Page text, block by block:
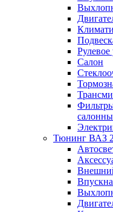
Рулевое
Салон
Тюнинг ВАЗ